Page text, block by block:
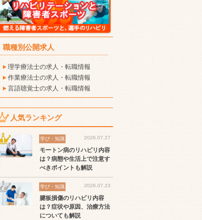
職種別公開求人
理学療法士の求人・転職情報
作業療法士の求人・転職情報
言語聴覚士の求人・転職情報
人気ランキング
学び・知識 2026.07.27
モートン病のリハビリ内容
は？病態や生活上で注意す
べきポイントも解説
学び・知識 2026.07.23
腱板損傷のリハビリ内容
は？症状や原因、治療方法
についても解説